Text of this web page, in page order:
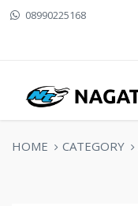
08990225168
HOME CATEGORY